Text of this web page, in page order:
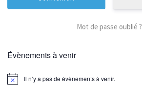
Mot de passe oublié ?
Évènements à venir
Il n’y a pas de évènements à venir.